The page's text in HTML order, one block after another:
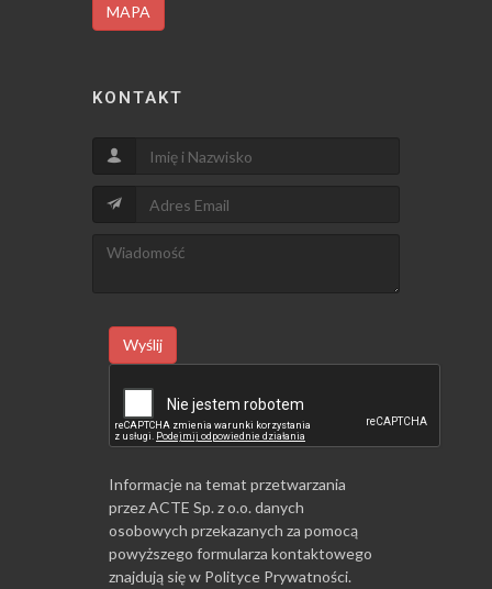
MAPA
KONTAKT
Wyślij
Informacje na temat przetwarzania
przez ACTE Sp. z o.o. danych
osobowych przekazanych za pomocą
powyższego formularza kontaktowego
znajdują się w Polityce Prywatności.